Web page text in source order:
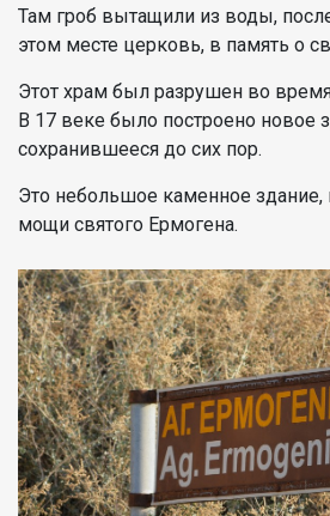
Там гроб вытащили из воды,
этом месте церковь, в память о
Этот храм был разрушен во
В 17 веке было построено новое
сохранившееся до сих пор.
Это небольшое каменное здание,
мощи святого Ермогена.